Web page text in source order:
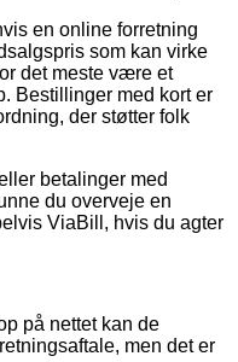
en online forretning
som kan virke
det meste være et
Bestillinger med kort er
der støtter folk
betalinger med
du overveje en
ViaBill, hvis du agter
på nettet kan de
men det er